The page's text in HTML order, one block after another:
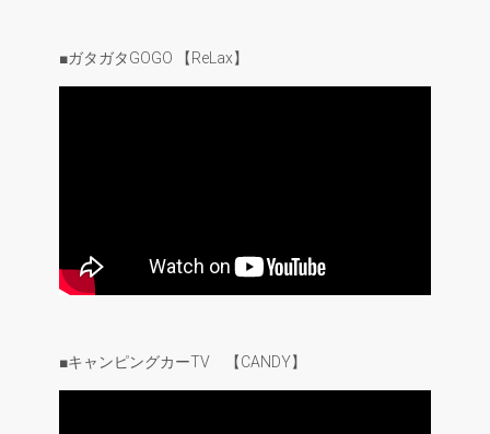
■ガタガタGOGO 【ReLax】
■キャンピングカーTV 【CANDY】